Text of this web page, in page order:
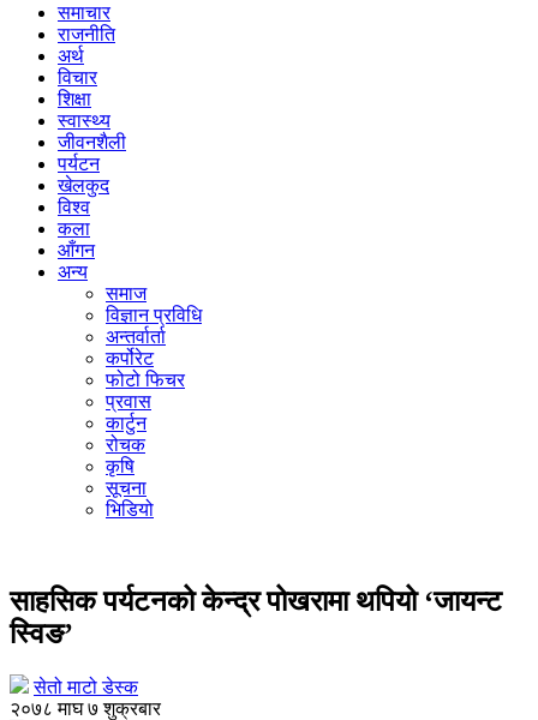
समाचार
राजनीति
अर्थ
विचार
शिक्षा
स्वास्थ्य
जीवनशैली
पर्यटन
खेलकुद
विश्व
कला
आँगन
अन्य
समाज
विज्ञान प्रविधि
अन्तर्वार्ता
कर्पोरेट
फोटो फिचर
प्रवास
कार्टुन
रोचक
कृषि
सूचना
भिडियो
साहसिक पर्यटनको केन्द्र पोखरामा थपियो ‘जायन्ट
स्विङ’
सेतो माटो डेस्क
२०७८ माघ ७ शुक्रबार